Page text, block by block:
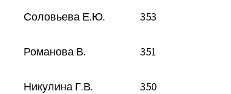
Соловьева Е.Ю. 353
Романова В. 351
Никулина Г.В. 350